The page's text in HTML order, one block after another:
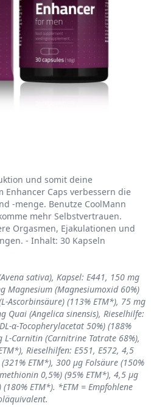
und somit deine
Enhancer Caps verbessern die
-menge. Benutze CoolMann
mehr Selbstvertrauen.
Orgasmen, Ejakulationen und
- Inhalt: 30 Kapseln
sativa), Kapsel: E441, 150 mg
Magnesium (Magnesiumoxid 60%)
Ascorbinsäure) (113% ETM*), 75 mg
Quai (Angelica sinensis), Rieselhilfe:
α-Tocopherylacetat 50%) (188%
L-Carnitin (Carnitrine Tatrate 68%),
Rieselhilfen: E551, E572, 4,5
ETM*), 300 μg Folsäure (150%
0,5%) (95% ETM*), 4,5 μg
ETM*). *ETM = Empfohlene